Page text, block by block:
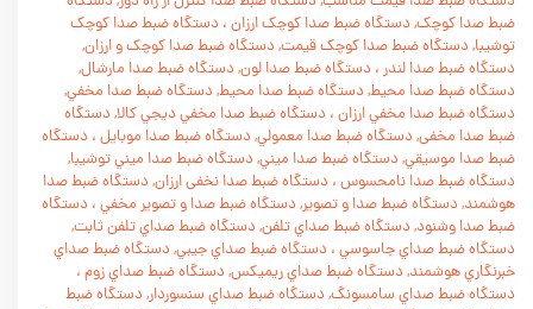
ضبط صدا کوچک, دستگاه ضبط صدا کوچک ارزان ، دستگاه ضبط صدا کوچک
توشيبا, دستگاه ضبط صدا کوچک قيمت, دستگاه ضبط صدا کوچک و ارزان,
دستگاه ضبط صدا لندر ، دستگاه ضبط صدا لون, دستگاه ضبط صدا مارشال,
دستگاه ضبط صدا محيط, دستگاه ضبط صدا محیط, دستگاه ضبط صدا مخفي,
دستگاه ضبط صدا مخفي ارزان ، دستگاه ضبط صدا مخفي ديجي کالا, دستگاه
ضبط صدا مخفی, دستگاه ضبط صدا معمولي, دستگاه ضبط صدا موبايل ، دستگاه
ضبط صدا موسيقي, دستگاه ضبط صدا ميني, دستگاه ضبط صدا ميني توشيبا,
دستگاه ضبط صدا نامحسوس ، دستگاه ضبط صدا نخفی ارزان, دستگاه ضبط صدا
هوشمند, دستگاه ضبط صدا و تصوير, دستگاه ضبط صدا و تصوير مخفي ، دستگاه
ضبط صدا وشنود, دستگاه ضبط صداي تلفن, دستگاه ضبط صداي تلفن ثابت,
دستگاه ضبط صداي جاسوسي ، دستگاه ضبط صداي جيبي, دستگاه ضبط صداي
خبرنگاري هوشمند, دستگاه ضبط صداي ريميکس, دستگاه ضبط صداي زوم ،
دستگاه ضبط صداي سامسونگ, دستگاه ضبط صداي سنسوردار, دستگاه ضبط